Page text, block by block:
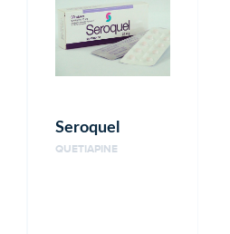
Seroquel
QUETIAPINE